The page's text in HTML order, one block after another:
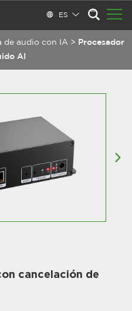
ES
de audio con IA >
Procesador
AI
cancelación de